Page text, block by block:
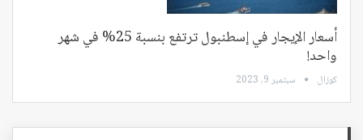
أسعار الإيجار في إسطنبول ترتفع بنسبة 25% في شهر
واحد!
كوزال سبتمبر 9, 2023